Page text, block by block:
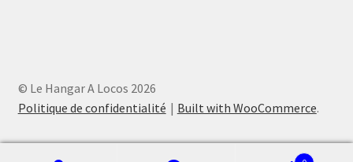
© Le Hangar A Locos 2026
Politique de confidentialité
Built with WooCommerce.